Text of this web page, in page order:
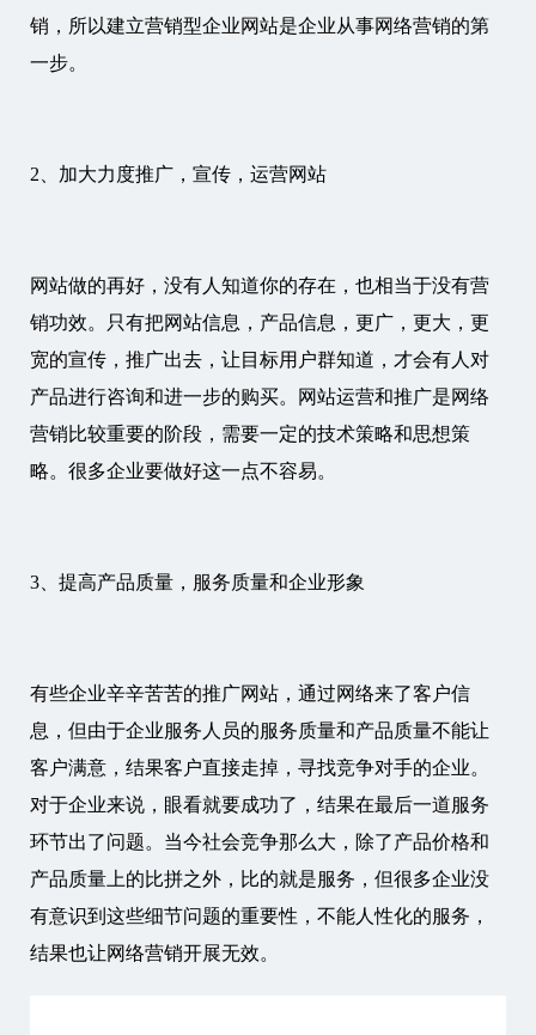
销，所以建立营销型企业网站是企业从事网络营销的第
一步。
2、加大力度推广，宣传，运营网站
网站做的再好，没有人知道你的存在，也相当于没有营
销功效。只有把网站信息，产品信息，更广，更大，更
宽的宣传，推广出去，让目标用户群知道，才会有人对
产品进行咨询和进一步的购买。网站运营和推广是网络
营销比较重要的阶段，需要一定的技术策略和思想策
略。很多企业要做好这一点不容易。
3、提高产品质量，服务质量和企业形象
有些企业辛辛苦苦的推广网站，通过网络来了客户信
息，但由于企业服务人员的服务质量和产品质量不能让
客户满意，结果客户直接走掉，寻找竞争对手的企业。
对于企业来说，眼看就要成功了，结果在最后一道服务
环节出了问题。当今社会竞争那么大，除了产品价格和
产品质量上的比拼之外，比的就是服务，但很多企业没
有意识到这些细节问题的重要性，不能人性化的服务，
结果也让网络营销开展无效。